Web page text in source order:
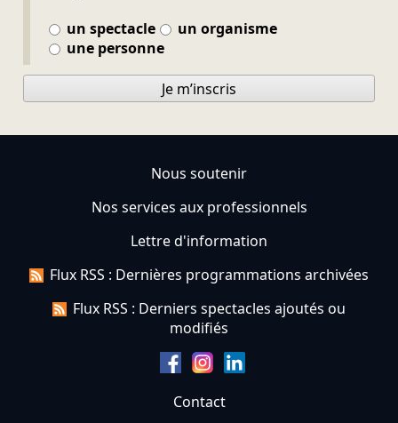
un spectacle
un organisme
une personne
Je m’inscris
Nous soutenir
Nos services aux professionnels
Lettre d'information
Flux RSS : Dernières programmations archivées
Flux RSS : Derniers spectacles ajoutés ou
modifiés
Contact